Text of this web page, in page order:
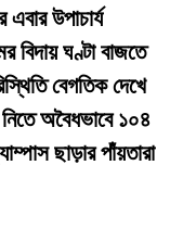
এবার উপাচার্য
ঘণ্টা বাজতে
বেগতিক দেখে
অবৈধভাবে ১০৪
ছাড়ার পাঁয়তারা